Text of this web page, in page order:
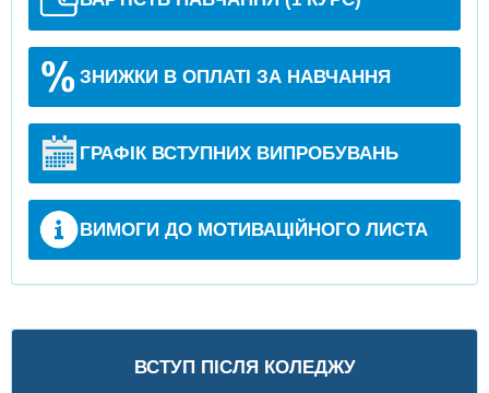
ЗНИЖКИ В ОПЛАТІ ЗА НАВЧАННЯ
ГРАФІК ВСТУПНИХ ВИПРОБУВАНЬ
ВИМОГИ ДО МОТИВАЦІЙНОГО ЛИСТА
ВСТУП ПІСЛЯ КОЛЕДЖУ